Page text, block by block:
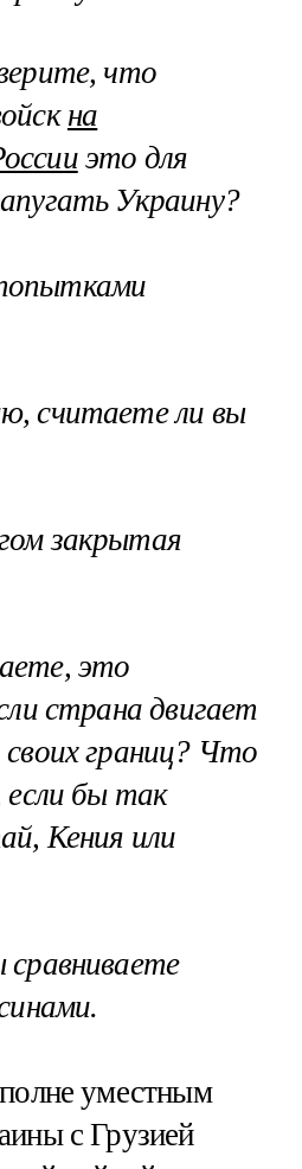
что
на
это для
Украину?
считаете ли вы
закрытая
это
страна двигает
своих границ? Что
если бы так
Кения или
уместным
с Грузией